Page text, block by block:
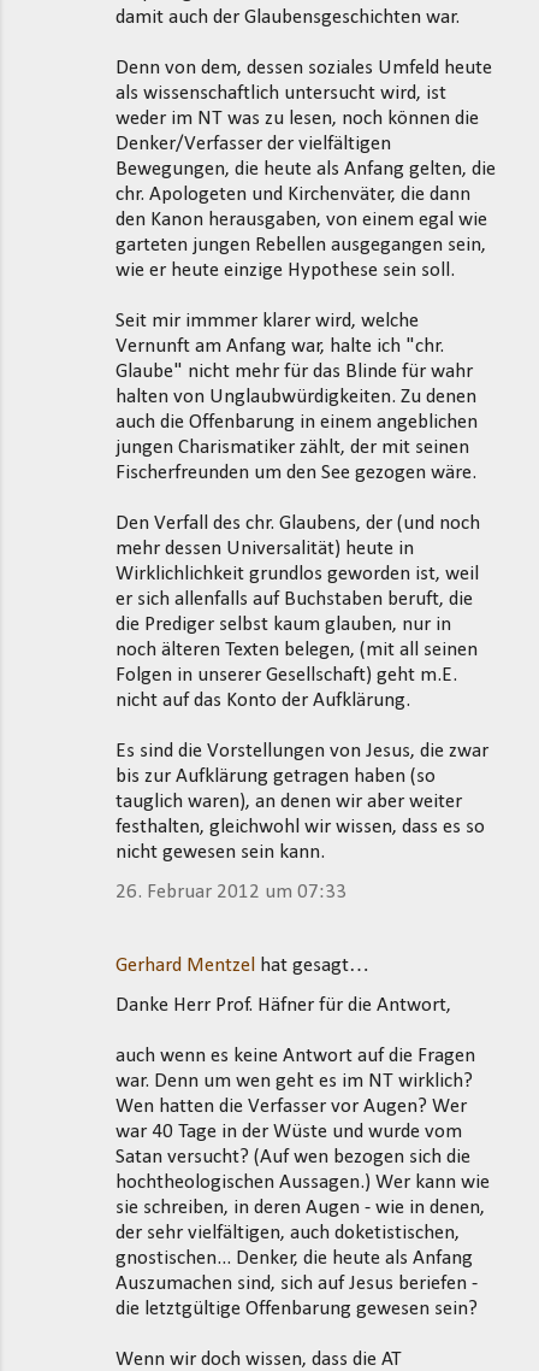
damit auch der Glaubensgeschichten war.
Denn von dem, dessen soziales Umfeld heute
als wissenschaftlich untersucht wird, ist
weder im NT was zu lesen, noch können die
Denker/Verfasser der vielfältigen
Bewegungen, die heute als Anfang gelten, die
chr. Apologeten und Kirchenväter, die dann
den Kanon herausgaben, von einem egal wie
garteten jungen Rebellen ausgegangen sein,
wie er heute einzige Hypothese sein soll.
Seit mir immmer klarer wird, welche
Vernunft am Anfang war, halte ich "chr.
Glaube" nicht mehr für das Blinde für wahr
halten von Unglaubwürdigkeiten. Zu denen
auch die Offenbarung in einem angeblichen
jungen Charismatiker zählt, der mit seinen
Fischerfreunden um den See gezogen wäre.
Den Verfall des chr. Glaubens, der (und noch
mehr dessen Universalität) heute in
Wirklichlichkeit grundlos geworden ist, weil
er sich allenfalls auf Buchstaben beruft, die
die Prediger selbst kaum glauben, nur in
noch älteren Texten belegen, (mit all seinen
Folgen in unserer Gesellschaft) geht m.E.
nicht auf das Konto der Aufklärung.
Es sind die Vorstellungen von Jesus, die zwar
bis zur Aufklärung getragen haben (so
tauglich waren), an denen wir aber weiter
festhalten, gleichwohl wir wissen, dass es so
nicht gewesen sein kann.
26. Februar 2012 um 07:33
Gerhard Mentzel
hat gesagt…
Danke Herr Prof. Häfner für die Antwort,
auch wenn es keine Antwort auf die Fragen
war. Denn um wen geht es im NT wirklich?
Wen hatten die Verfasser vor Augen? Wer
war 40 Tage in der Wüste und wurde vom
Satan versucht? (Auf wen bezogen sich die
hochtheologischen Aussagen.) Wer kann wie
sie schreiben, in deren Augen - wie in denen,
der sehr vielfältigen, auch doketistischen,
gnostischen... Denker, die heute als Anfang
Auszumachen sind, sich auf Jesus beriefen -
die letztgültige Offenbarung gewesen sein?
Wenn wir doch wissen, dass die AT